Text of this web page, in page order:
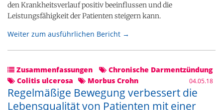
den Krankheitsverlauf positiv beeinflussen und die
Leistungsfähigkeit der Patienten steigern kann.
Weiter zum ausführlichen Bericht →
Zusammenfassungen
Chronische Darmentzündung
Colitis ulcerosa
Morbus Crohn 04.05.18
Regelmäßige Bewegung verbessert die
Lebensqualität von Patienten mit einer